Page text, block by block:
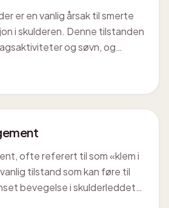
er en vanlig årsak til smerte
i skulderen. Denne tilstanden
og søvn, og
innebærer kan være et
håndtering og bedring.
ofte referert til som «klem i
tilstand som kan føre til
bevegelse i skulderleddet.